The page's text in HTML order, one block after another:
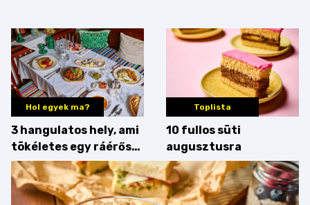
zseniális
Hol egyek ma?
3 hangulatos hely, ami
tökéletes egy ráérős
hétvégi ebédhez
Toplista
10 fullos süti
augusztusra